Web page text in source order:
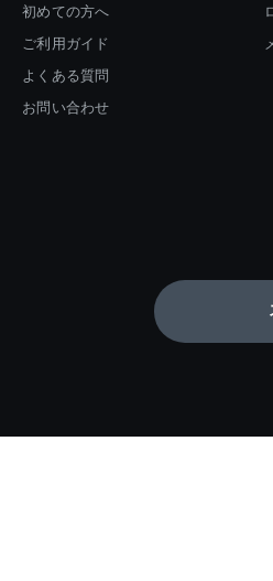
初めての方へ
ご利用ガイド
よくある質問
お問い合わせ